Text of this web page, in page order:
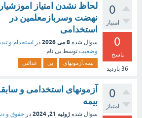
0
امتیاز
0
پاسخ
36 بازدید
لحاظ نشدن امتیاز
نهضت وسربازمعلمین در
استخدامی
سوال شده 8 می 2026 در
استخدام و
وضعیت توسط بی نام
بیمه،آزمونهای بی عدالتی
0
امتیاز
آزمونهای استخدامی و
بیمه
سوال شده ژوئیه 21, 2024 در حقوق و